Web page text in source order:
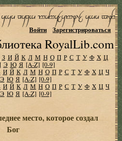
RoyalLib.com
Войти Зарегистрироваться
З И Й К Л М Н О П Р С Т У Ф Х Ц
Э Ю Я [A-Z] [0-9]
И Й К Л М Н О П Р С Т У Ф Х Ц Ч
Э Ю Я [A-Z] [0-9]
И Й К Л М Н О П Р С Т У Ф Х Ц Ч
Э Ю Я [A-Z] [0-9]
место, которое создал
Бог